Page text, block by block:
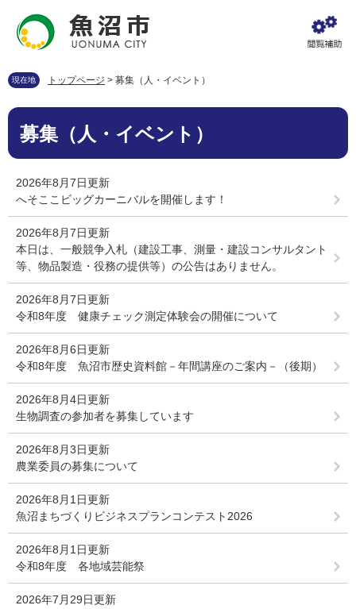
先
で
を
ば
本
現在地 トップページ > 募集（人・イベント）
本
募集（人・イベント）
2026年8月7日更新
へそここビッグカーニバルを開催します！
2026年8月7日更新
本日は、一般競争入札（建設工事、測量・建設コンサルタント
等、物品製造・役務の提供等）の公告はありません。
2026年8月7日更新
令和8年度 健康チェック測定体験会の開催について
2026年8月6日更新
令和8年度 魚沼市歴史資料館－年間講座のご案内－（後期）
2026年8月4日更新
生物調査の参加者を募集しています
2026年8月3日更新
農業委員の募集について
2026年8月1日更新
魚沼まちづくりビジネスプランコンテスト2026
2026年8月1日更新
令和8年度 各地域芸能祭
2026年7月29日更新